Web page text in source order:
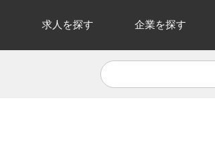
求人を探す 企業を探す